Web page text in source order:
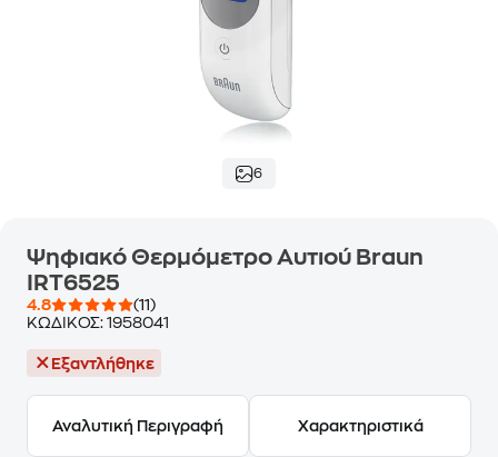
6
Ψηφιακό Θερμόμετρο Αυτιού Braun
IRT6525
4.8
(11)
ΚΩΔΙΚΟΣ: 1958041
Εξαντλήθηκε
Αναλυτική Περιγραφή Χαρακτηριστικά